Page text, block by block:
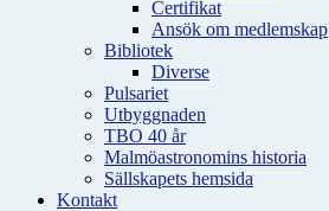
Certifikat
Ansök om medlemskap
Bibliotek
Diverse
Pulsariet
Utbyggnaden
TBO 40 år
Malmöastronomins historia
Sällskapets hemsida
Kontakt